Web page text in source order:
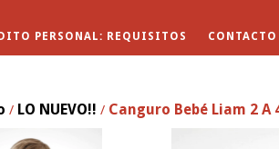
PERSONAL: REQUISITOS CONTACTO
/ LO NUEVO!! / Canguro Bebé Liam 2 A